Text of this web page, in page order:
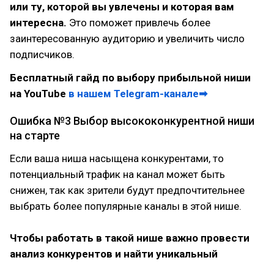
или ту, которой вы увлечены и которая вам
интересна. Это поможет привлечь более
заинтересованную аудиторию и увеличить число
подписчиков.
Бесплатный гайд по выбору прибыльной ниши
на YouTube в нашем Telegram-канале➡
Ошибка №3 Выбор высококонкурентной ниши
на старте
Если ваша ниша насыщена конкурентами, то
потенциальный трафик на канал может быть
снижен, так как зрители будут предпочтительнее
выбрать более популярные каналы в этой нише.
Чтобы работать в такой нише важно провести
анализ конкурентов и найти уникальный